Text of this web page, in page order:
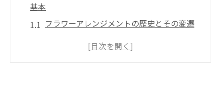
基本
フラワーアレンジメントの歴史とその変遷
花材選びのポイントとテクニック